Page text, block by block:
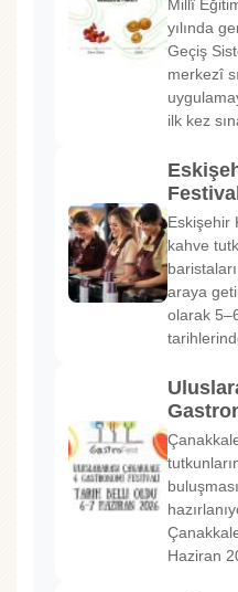
Millî
yılında
Geçiş
merkezî
ilk kez
Eskişehir
kahve
araya
olarak
Haziran